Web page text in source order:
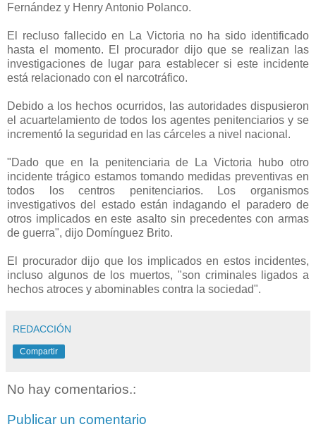
Fernández y Henry Antonio Polanco.
El recluso fallecido en La Victoria no ha sido identificado
hasta el momento. El procurador dijo que se realizan las
investigaciones de lugar para establecer si este incidente
está relacionado con el narcotráfico.
Debido a los hechos ocurridos, las autoridades dispusieron
el acuartelamiento de todos los agentes penitenciarios y se
incrementó la seguridad en las cárceles a nivel nacional.
"Dado que en la penitenciaria de La Victoria hubo otro
incidente trágico estamos tomando medidas preventivas en
todos los centros penitenciarios. Los organismos
investigativos del estado están indagando el paradero de
otros implicados en este asalto sin precedentes con armas
de guerra", dijo Domínguez Brito.
El procurador dijo que los implicados en estos incidentes,
incluso algunos de los muertos, "son criminales ligados a
hechos atroces y abominables contra la sociedad".
REDACCIÓN
Compartir
No hay comentarios.:
Publicar un comentario